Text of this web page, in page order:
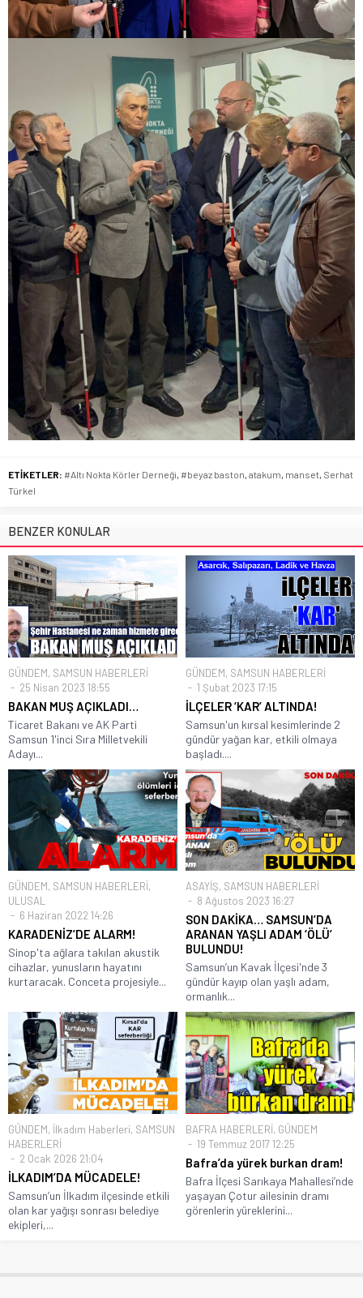
ETİKETLER: #Altı Nokta Körler Derneği, #beyaz baston, atakum, manset, Serhat
Türkel
BENZER KONULAR
GÜNDEM, SAMSUN HABERLERİ
25 Nisan 2023 18:55
BAKAN MUŞ AÇIKLADI…
Ticaret Bakanı ve AK Parti
Samsun 1'inci Sıra Milletvekili
Adayı...
GÜNDEM, SAMSUN HABERLERİ
1 Şubat 2023 17:15
İLÇELER ‘KAR’ ALTINDA!
Samsun'un kırsal kesimlerinde 2
gündür yağan kar, etkili olmaya
başladı....
GÜNDEM, SAMSUN HABERLERİ,
ULUSAL
6 Haziran 2022 14:26
KARADENİZ’DE ALARM!
Sinop'ta ağlara takılan akustik
cihazlar, yunusların hayatını
kurtaracak. Conceta projesiyle...
ASAYİŞ, SAMSUN HABERLERİ
8 Ağustos 2023 16:27
SON DAKİKA… SAMSUN’DA
ARANAN YAŞLI ADAM ‘ÖLÜ’
BULUNDU!
Samsun’un Kavak İlçesi'nde 3
gündür kayıp olan yaşlı adam,
ormanlık...
GÜNDEM, İlkadım Haberleri, SAMSUN
HABERLERİ
2 Ocak 2026 21:04
İLKADIM’DA MÜCADELE!
Samsun’un İlkadım ilçesinde etkili
olan kar yağışı sonrası belediye
ekipleri,...
BAFRA HABERLERİ, GÜNDEM
19 Temmuz 2017 12:25
Bafra’da yürek burkan dram!
Bafra İlçesi Sarıkaya Mahallesi’nde
yaşayan Çotur ailesinin dramı
görenlerin yüreklerini...